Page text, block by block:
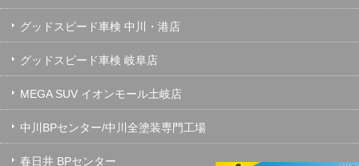
グッドスピード車検 中川・港店
グッドスピード車検 岐阜店
MEGA SUV イオンモール土岐店
中川BPセンター/中川全塗装専門工場
春日井 BPセンター